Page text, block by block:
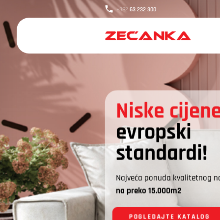
+382 63 232 300
Niske
evropski
standardi!
Najveća ponuda kvalitetnog
na preko 15.000m2
POGLEDAJTE KATALOG